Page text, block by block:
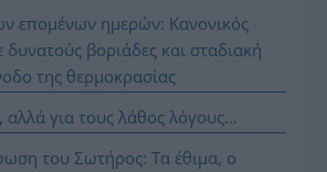
επομένων ημερών: Κανονικός
βοριάδες και σταδιακή
της θερμοκρασίας
για τους λάθος λόγους…
του Σωτήρος: Τα έθιμα, ο